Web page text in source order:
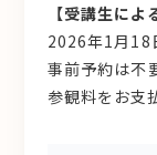
【受講生によ
2026年1月18
事前予約は不
参観料をお支